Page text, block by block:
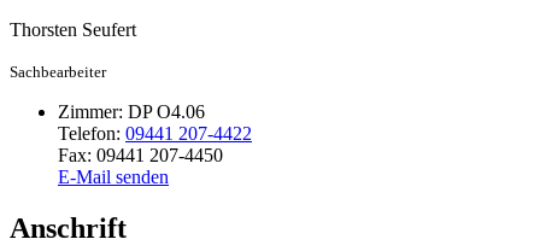
Thorsten Seufert
Sachbearbeiter
Zimmer: DP O4.06
Telefon: 09441 207-4422
Fax: 09441 207-4450
E-Mail senden
Anschrift